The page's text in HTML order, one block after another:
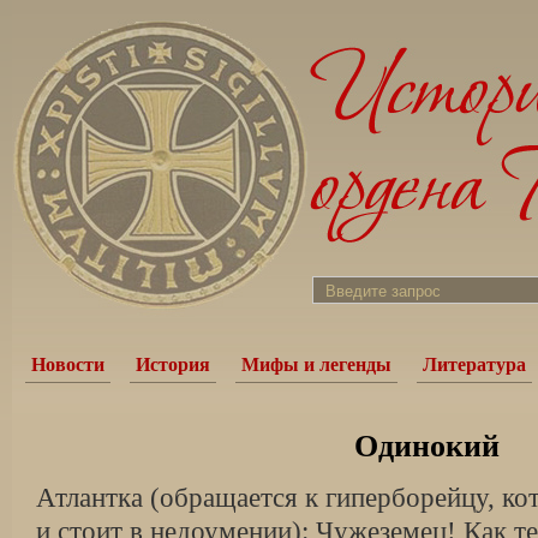
Новости История Мифы и легенды Литература
Одинокий
Атлантка (обращается к гиперборейцу,
и стоит в недоумении): Чужеземец! Как